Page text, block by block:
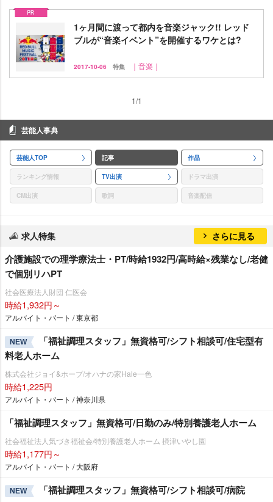
1ヶ月間に渡って都内を音楽ジャック!! レッド
ブルが“音楽イベント”を開催するワケとは?
2017-10-06 特集 ｜音楽｜
1/1
芸能人事典
芸能人TOP 記事 作品
ランキング情報 TV出演 ドラマ出演
CM出演 歌詞 音楽配信
求人特集 さらに見る
介護施設での理学療法士・PT/時給1932円/高時給×残業なし/老健
で個別リハPT
社会医療法人財団 仁医会
時給1,932円～
アルバイト・パート / 東京都
NEW
「福祉調理スタッフ」無資格可/シフト相談可/住宅型有
料老人ホーム
株式会社ジョイ&ホープ/オハナの家Hale一色
時給1,225円
アルバイト・パート / 神奈川県
「福祉調理スタッフ」無資格可/日勤のみ/特別養護老人ホーム
社会福祉法人気づき福祉会/特別養護老人ホーム 摂津いやし園
時給1,177円～
アルバイト・パート / 大阪府
NEW 「福祉調理スタッフ」無資格可/シフト相談可/病院